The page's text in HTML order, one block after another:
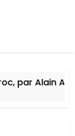
par Alain